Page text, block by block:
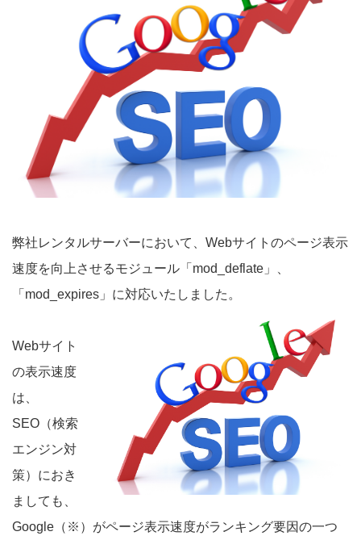
弊社レンタルサーバーにおいて、Webサイトのページ表示
速度を向上させるモジュール「mod_deflate」、
「mod_expires」に対応いたしました。
Webサイト
の表示速度
は、
SEO（検索
エンジン対
策）におき
ましても、
Google（※）がページ表示速度がランキング要因の一つ